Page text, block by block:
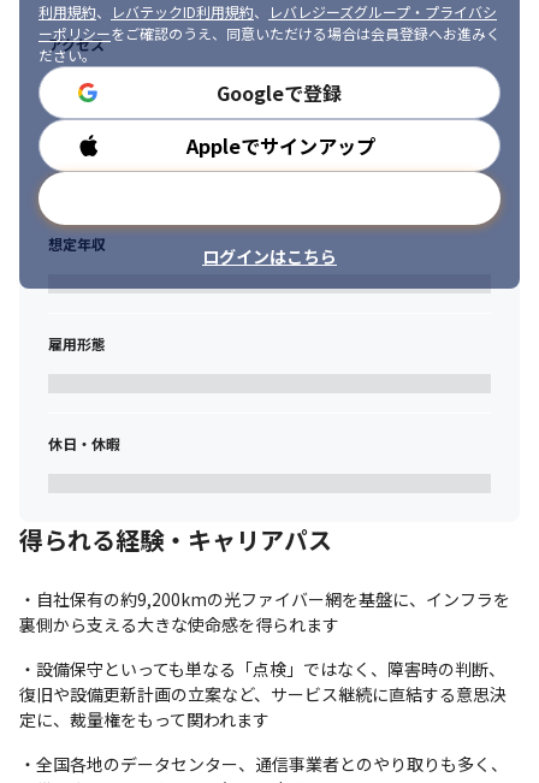
利用規約、 レバテックID利用規約、
レバレジーズグループ・プライバシ
ーポリシーをご確認のうえ、同意いただける場合は会員登録へお進みく
ださい。
Googleで登録
Appleでサインアップ
ログインはこちら
アクセス
勤務時間
想定年収
雇用形態
休日・休暇
得られる経験・キャリアパス
・自社保有の約9,200kmの光ファイバー網を基盤に、インフラを
裏側から支える大きな使命感を得られます
・設備保守といっても単なる「点検」ではなく、障害時の判断、
復旧や設備更新計画の立案など、サービス継続に直結する意思決
定に、裁量権をもって関われます
・全国各地のデータセンター、通信事業者とのやり取りも多く、